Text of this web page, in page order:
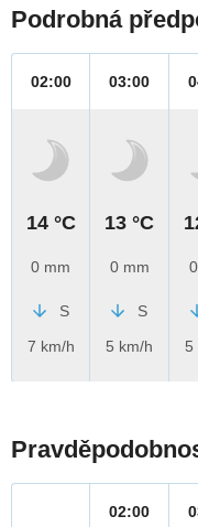
Podrobná
02:00
14 °C
0 mm
S
7 km/h
03:00
13 °C
0 mm
S
5 km/h
5
02:00